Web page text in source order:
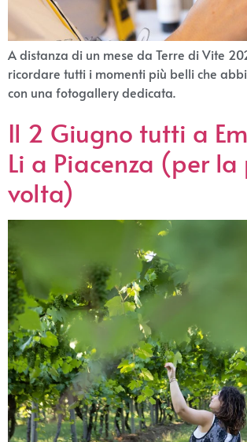
A distanza di un mese da Terre di Vite
ricordare tutti i momenti più belli che
con una fotogallery dedicata.
Il 2 Giugno tutti a
Li a Piacenza (per
volta)